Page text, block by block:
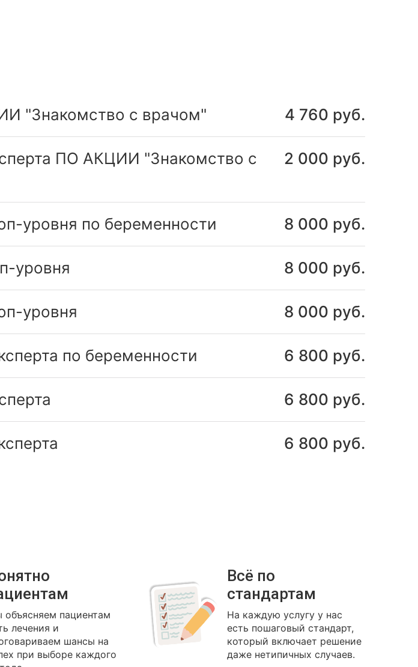
"Знакомство с врачом" 4 760 руб.
ПО АКЦИИ "Знакомство с
2 000 руб.
уровня по беременности 8 000 руб.
уровня 8 000 руб.
уровня 8 000 руб.
по беременности 6 800 руб.
6 800 руб.
6 800 руб.
пациентам
лечения и
шансы на
при выборе каждого
Всё по
стандартам
На каждую услугу у нас
есть пошаговый стандарт,
который включает решение
даже нетипичных случаев.